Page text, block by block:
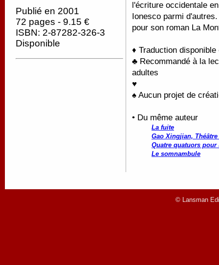
Publié en 2001
72 pages - 9.15 €
ISBN: 2-87282-326-3
Disponible
l'écriture occidentale
Ionesco parmi
pour son roman La
♦ Traduction
♣ Recommandé à la
adultes
♥
♠ Aucun projet de
• Du même auteur
La fuite
Gao Xingjian, Théâtre
Quatre quatuors pour
Le somnambule
© Lansman